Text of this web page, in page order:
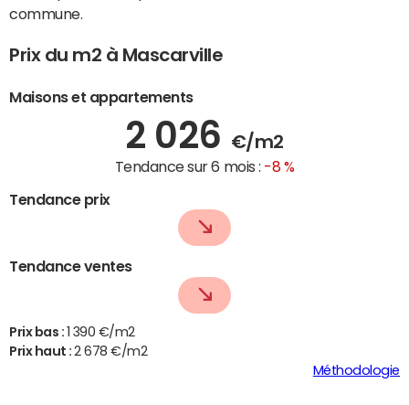
commune.
Prix du m2 à Mascarville
Maisons et appartements
2 026 €/m2
Tendance sur 6 mois : -8 %
Tendance prix
Tendance ventes
Prix bas :
1 390 €/m2
Prix haut :2 678 €/m2
Méthodologie